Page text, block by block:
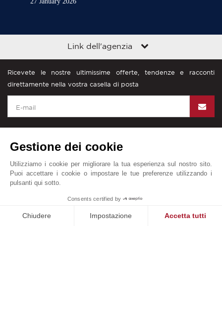
Link dell'agenzia
Ricevete le nostre ultimissime offerte, tendenze e racconti
direttamente nella vostra casella di posta
Diciture legali Mappa del sito Contattateci
© John Taylor 2025. Tutti i diritti riservati.
Gestione dei cookie
Utilizziamo i cookie per migliorare la tua esperienza sul nostro sito.
Puoi accettare i cookie o impostare le tue preferenze utilizzando i
pulsanti qui sotto.
Consents certified by
Chiudere Impostazione Accetta tutti